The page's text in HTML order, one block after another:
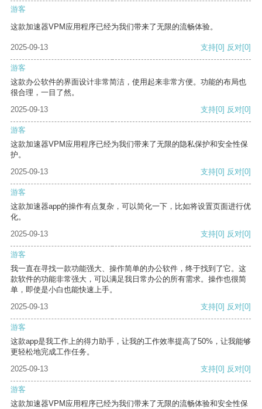
游客
这款加速器VPM应用程序已经为我们带来了无限的流畅体验。
2025-09-13 支持[0] 反对[0]
游客
这款办公软件的界面设计非常简洁，使用起来非常方便。功能的布局也
很合理，一目了然。
2025-09-13
支持[0] 反对[0]
游客
这款加速器VPM应用程序已经为我们带来了无限的隐私保护和安全性保
护。
2025-09-13
支持[0] 反对[0]
游客
这款加速器app的操作有点复杂，可以简化一下，比如将设置页面进行优
化。
2025-09-13
支持[0] 反对[0]
游客
我一直在寻找一款功能强大、操作简单的办公软件，终于找到了它。这
款软件的功能非常强大，可以满足我日常办公的所有需求。操作也很简
单，即使是小白也能快速上手。
2025-09-13
支持[0] 反对[0]
游客
这款app是我工作上的得力助手，让我的工作效率提高了50%，让我能够
更轻松地完成工作任务。
2025-09-13
支持[0] 反对[0]
游客
这款加速器VPM应用程序已经为我们带来了无限的流畅体验和安全性保